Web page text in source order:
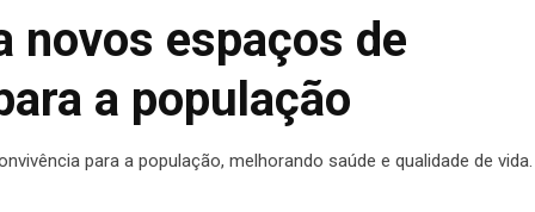
novos espaços de
a população
para a população, melhorando saúde e qualidade de vida.